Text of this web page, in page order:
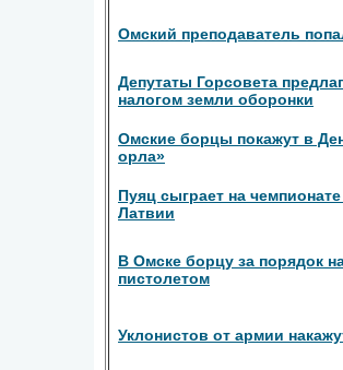
Омский преподаватель
Депутаты Горсовета
налогом земли оборонки
Омские борцы покажут в
орла»
Пуяц сыграет на
Латвии
В Омске борцу за порядок
пистолетом
Уклонистов от армии